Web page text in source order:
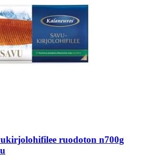
ruodoton n700g